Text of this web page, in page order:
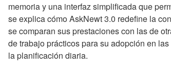
memoria y una interfaz simplificada que
se explica cómo AskNewt 3.0 redefine la
se comparan sus prestaciones con las de
de trabajo prácticos para su adopción en
la planificación diaria.